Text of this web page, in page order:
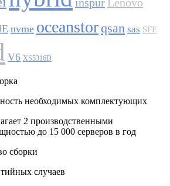
nvme oceanstorqsan sas SFF
V6 XS5316D
необходимых комплектующих
2 производственными
до 15 000 серверов в год
сборки
случаев